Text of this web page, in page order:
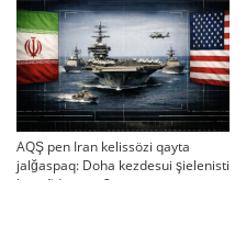
AQŞ pen Iran kelissözi qayta
jalğaspaq: Doha kezdesui şielenisti
bäseñdete me?